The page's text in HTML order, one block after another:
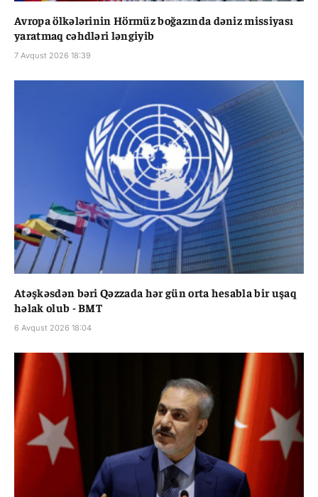
Avropa ölkələrinin Hörmüz boğazında dəniz missiyası
yaratmaq cəhdləri ləngiyib
7 Avqust 2026 18:39
Atəşkəsdən bəri Qəzzada hər gün orta hesabla bir uşaq
həlak olub - BMT
6 Avqust 2026 18:04